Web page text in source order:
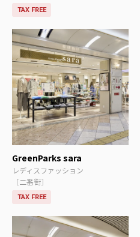
TAX FREE
GreenParks sara
レディスファッション
［二番街］
TAX FREE